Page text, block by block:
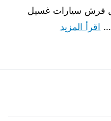
فرش سيارات غسيل
اقرأ المزيد